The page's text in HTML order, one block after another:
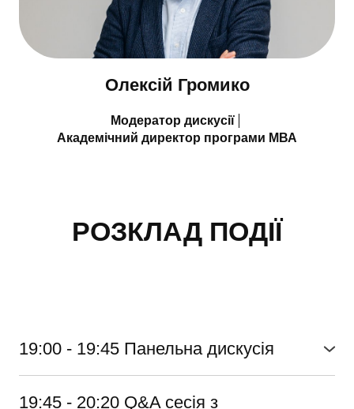
Олексій Громико
Модератор дискусії
Академічний директор програми МВА
РОЗКЛАД ПОДІЇ
19:00 - 19:45 Панельна дискусія
19:45 - 20:20 Q&A сесія з